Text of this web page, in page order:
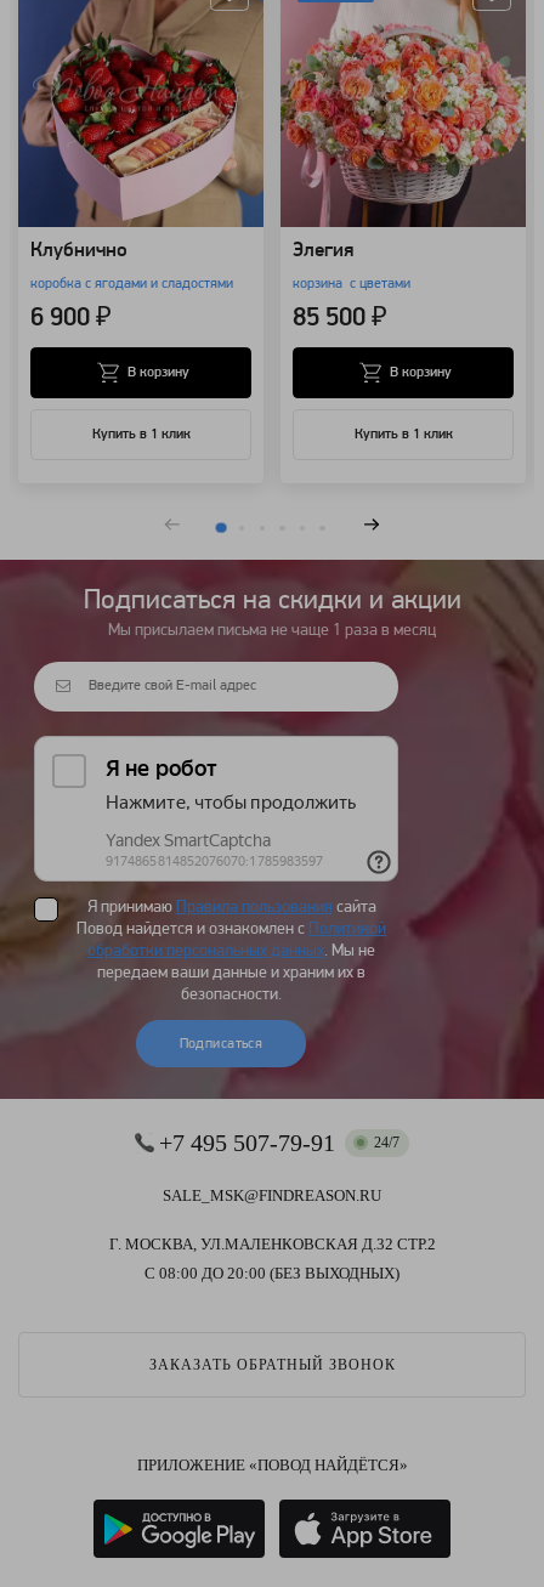
Клубнично
коробка с ягодами и сладостями
6 900 ₽
Купить в 1 клик
В корзину
Элегия
корзина с цветами
85 500 ₽
Купить в 1 клик
В корзину
Подписаться на cкидки и акции
Мы присылаем письма не чаще 1 раза в месяц
Я принимаю Правила пользования сайта
Повод найдется и ознакомлен с Политикой
обработки персональных данных. Мы не
передаем ваши данные и храним их в
безопасности.
Подписаться
+7 495 507-79-91 24/7
SALE_MSK@FINDREASON.RU
Г. МОСКВА, УЛ.МАЛЕНКОВСКАЯ Д.32 СТР.2
С 08:00 ДО 20:00 (БЕЗ ВЫХОДНЫХ)
ЗАКАЗАТЬ ОБРАТНЫЙ ЗВОНОК
ПРИЛОЖЕНИЕ «ПОВОД НАЙДЁТСЯ»